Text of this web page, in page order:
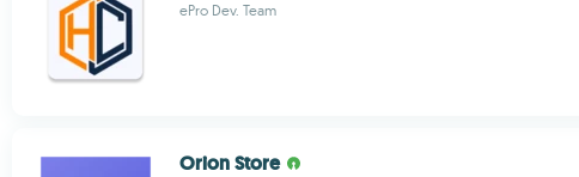
ePro Dev. Team
Orion Store